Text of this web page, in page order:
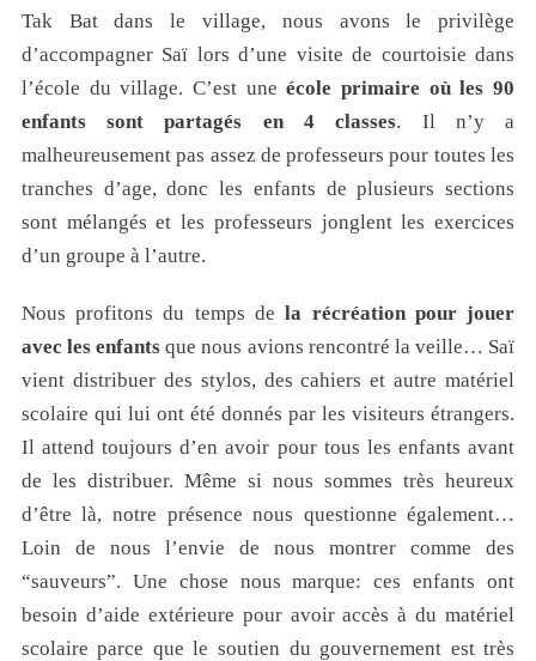
Tak Bat dans le village, nous avons le privilège
d’accompagner Saï lors d’une visite de courtoisie dans
l’école du village. C’est uneécole primaire où les 90
enfants sont partagés en 4 classes. Il n’y a
malheureusement pas assez de professeurs pour toutes les
tranches d’age, donc les enfants de plusieurs sections
sont mélangés et les professeurs jonglent les exercices
d’un groupe à l’autre.
Nous profitons du temps dela récréation pour jouer
avec les enfants que nous avions rencontré la veille… Saï
vient distribuer des stylos, des cahiers et autre matériel
scolaire qui lui ont été donnés par les visiteurs étrangers.
Il attend toujours d’en avoir pour tous les enfants avant
de les distribuer. Même si nous sommes très heureux
d’être là, notre présence nous questionne également…
Loin de nous l’envie de nous montrer comme des
“sauveurs”. Une chose nous marque: ces enfants ont
besoin d’aide extérieure pour avoir accès à du matériel
scolaire parce que le soutien du gouvernement est très